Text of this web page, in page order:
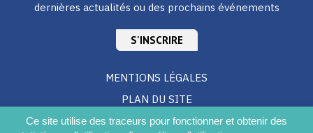
Ce site utilise des traceurs pour fonctionner et obtenir des
dernières actualités ou des prochains événements
S'INSCRIRE
MENTIONS LÉGALES
PLAN DU SITE
CRÉDITS